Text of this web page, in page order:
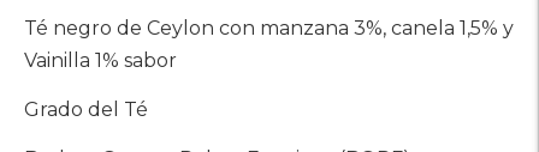
Té negro de Ceylon con manzana 3%, canela 1,5% y
Vainilla 1% sabor
Grado del Té